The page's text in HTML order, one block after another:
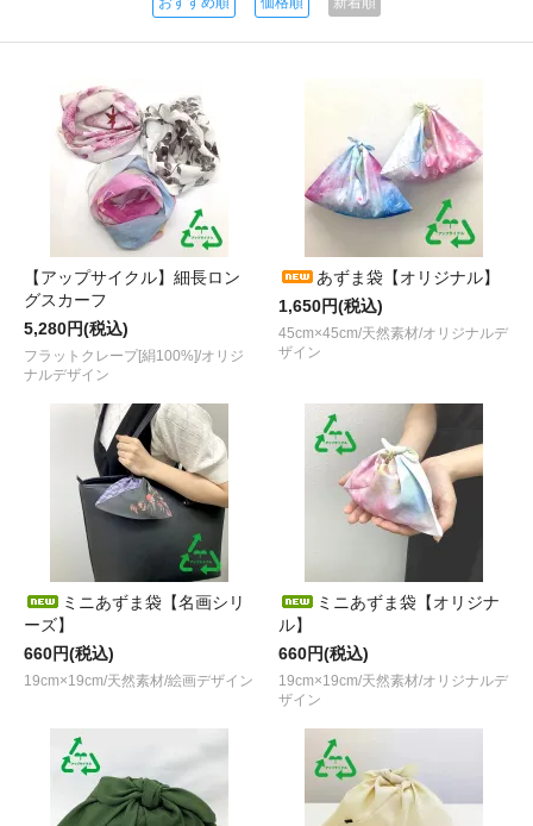
【アップサイクル】細長ロン
グスカーフ
5,280円(税込)
フラットクレープ[絹100%]/オリジ
ナルデザイン
あずま袋【オリジナル】
1,650円(税込)
45cm×45cm/天然素材/オリジナルデ
ザイン
ミニあずま袋【名画シリ
ーズ】
660円(税込)
19cm×19cm/天然素材/絵画デザイン
ミニあずま袋【オリジナ
ル】
660円(税込)
19cm×19cm/天然素材/オリジナルデ
ザイン